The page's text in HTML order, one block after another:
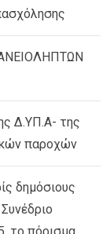
Δ.ΥΠ.Α- της
παροχών
δημόσιους